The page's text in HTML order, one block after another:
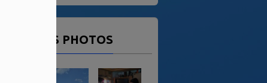
PHOTOS